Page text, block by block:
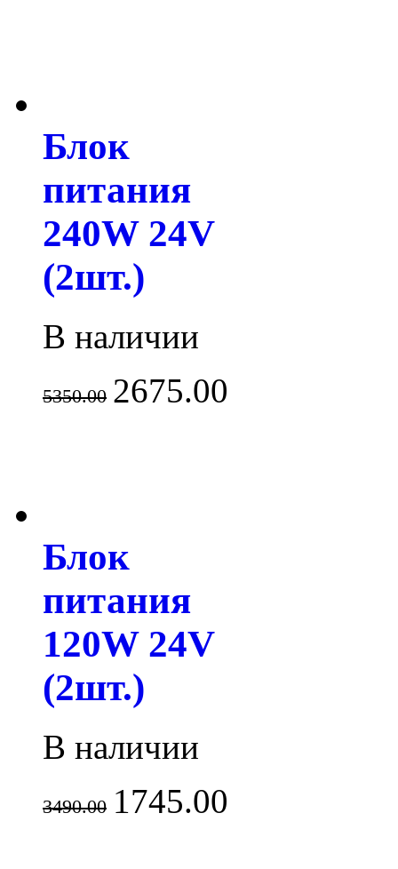
Блок
питания
240W 24V
(2шт.)
В наличии
5350.00 2675.00
Блок
питания
120W 24V
(2шт.)
В наличии
3490.00 1745.00